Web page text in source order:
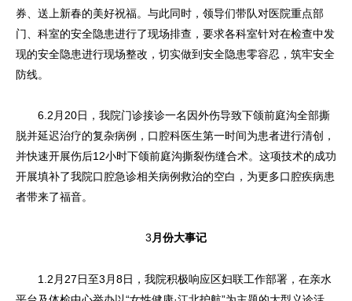
券、送上新春的美好祝福。与此同时，领导们带队对医院重点部
门、科室的安全隐患进行了现场排查，要求各科室针对在检查中发
现的安全隐患进行现场整改，切实做到安全隐患零容忍，筑牢安全
防线。
6.2月20日，我院门诊接诊一名因外伤导致下颌前庭沟全部撕
脱并延迟治疗的复杂病例，口腔科医生第一时间为患者进行清创，
并快速开展伤后12小时下颌前庭沟撕裂伤缝合术。这项技术的成功
开展填补了我院口腔急诊相关病例救治的空白，为更多口腔疾病患
者带来了福音。
3 月份大事记
1.2月27日至3月8日，我院积极响应区妇联工作部署，在亲水